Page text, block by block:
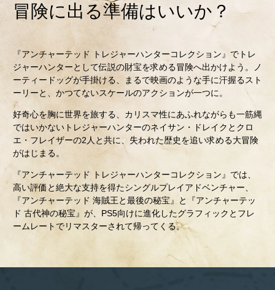
冒険に出る準備はいいか？
『アンチャーテッド トレジャーハンターコレクション』でトレ
ジャーハンターとして伝説の財宝を求める冒険へ出かけよう。ノ
ーティードッグが手掛ける、まるで映画のような手に汗握るスト
ーリーと、かつてないスケールのアクションが一つに。
好奇心を胸に世界を旅する、カリスマ性にあふれながらも一筋縄
ではいかないトレジャーハンターのネイサン・ドレイクとクロ
エ・フレイザーの2人と共に、失われた歴史を追い求める大冒険
がはじまる。
『アンチャーテッド トレジャーハンターコレクション』では、
高い評価と絶大な支持を得たシングルプレイアドベンチャー、
『アンチャーテッド 海賊王と最後の秘宝』と『アンチャーテッ
ド 古代神の秘宝』が、PS5向けに進化したグラフィックとフレ
ームレートでリマスターされて帰ってくる。